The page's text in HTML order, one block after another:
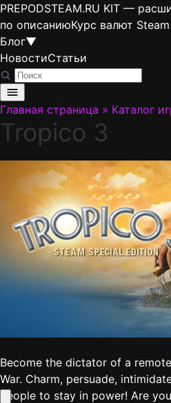
PREPODSTEAM.RU KIT —
по описаниюКурс валют
Блог▼
НовостиСтатьи
Главная страница » Каталог
Tropico 3
Become the dictator of a
War. Charm, persuade,
people to stay in power! Are